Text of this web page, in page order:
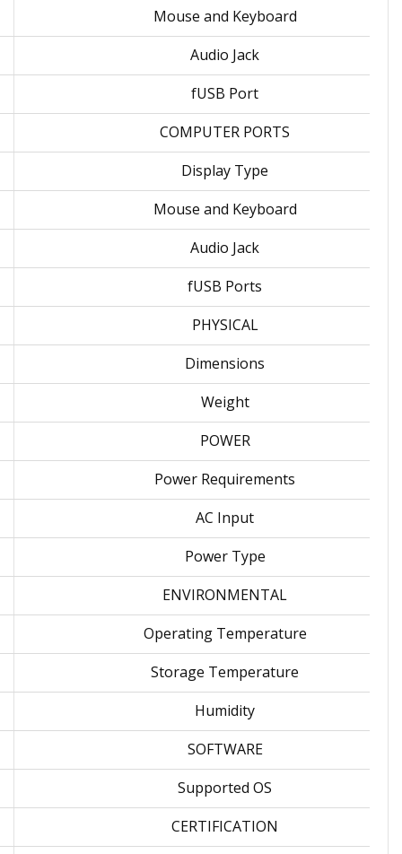
Mouse and Keyboard
Audio Jack
fUSB Port
COMPUTER PORTS
Display Type
Mouse and Keyboard
Audio Jack
fUSB Ports
PHYSICAL
Dimensions
Weight
POWER
Power Requirements
AC Input
Power Type
ENVIRONMENTAL
Operating Temperature
Storage Temperature
Humidity
SOFTWARE
Supported OS
CERTIFICATION